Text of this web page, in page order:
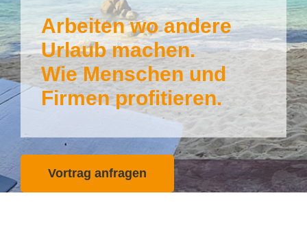
Arbeiten wo andere
Urlaub machen.
Wie Menschen und
Firmen profitieren.
Vortrag anfragen